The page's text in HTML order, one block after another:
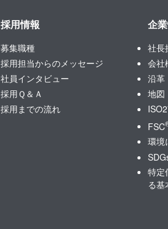
採用情報
募集職種
採用担当からのメッセージ
社員インタビュー
採用Ｑ＆Ａ
採用までの流れ
企
社長
会社
沿革
地図
FSC
環境
特定
る基